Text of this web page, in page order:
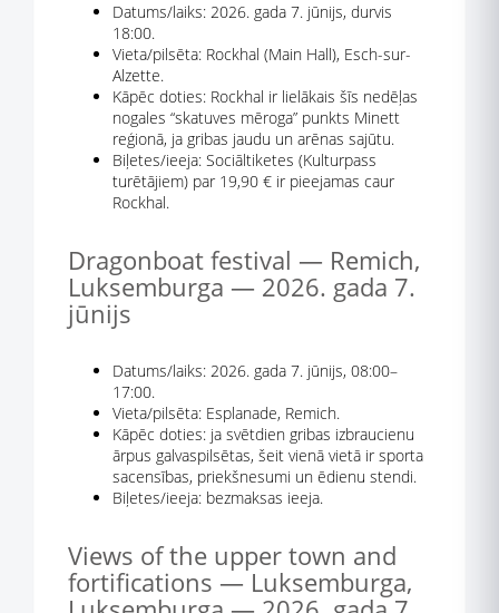
Datums/laiks: 2026. gada 7. jūnijs, durvis
18:00.
Vieta/pilsēta: Rockhal (Main Hall), Esch-sur-
Alzette.
Kāpēc doties: Rockhal ir lielākais šīs nedēļas
nogales “skatuves mēroga” punkts Minett
reģionā, ja gribas jaudu un arēnas sajūtu.
Biļetes/ieeja: Sociāltiketes (Kulturpass
turētājiem) par 19,90 € ir pieejamas caur
Rockhal.
Dragonboat festival — Remich,
Luksemburga — 2026. gada 7.
jūnijs
Datums/laiks: 2026. gada 7. jūnijs, 08:00–
17:00.
Vieta/pilsēta: Esplanade, Remich.
Kāpēc doties: ja svētdien gribas izbraucienu
ārpus galvaspilsētas, šeit vienā vietā ir sporta
sacensības, priekšnesumi un ēdienu stendi.
Biļetes/ieeja: bezmaksas ieeja.
Views of the upper town and
fortifications — Luksemburga,